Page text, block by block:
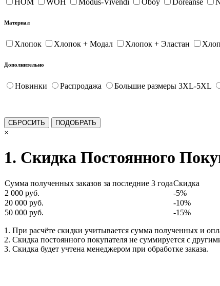
HOM WOH Modus-Vivendi Oboy Doreanse
Материал
Хлопок Хлопок + Модал Хлопок + Эластан
Дополнительно
Новинки Распродажа Большие размеры 3XL-5XL
×
1. Скидка Постоянного
Сумма полученных заказов за последние 3 годаСкидка
2 000 руб.
-5%
20 000 руб.
-10%
50 000 руб.
-15%
1. При расчёте скидки учитывается сумма полученных и
2. Скидка постоянного покупателя не суммируется с
3. Скидка будет учтена менеджером при обработке заказа.